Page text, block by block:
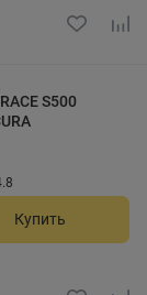
S500
Купить